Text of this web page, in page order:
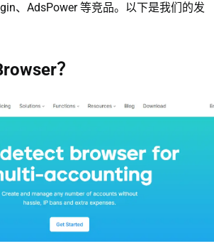
、AdsPower 等竞品。以下是我们的发
？